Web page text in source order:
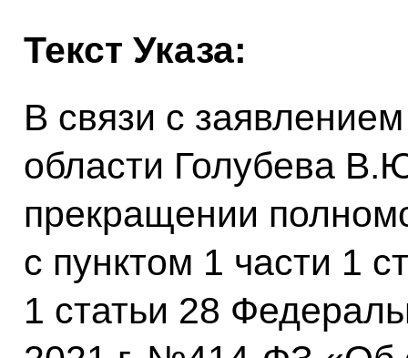
Текст Указа:
В связи с
области Голубева
прекращении
с пунктом 1 части 1
1 статьи 28